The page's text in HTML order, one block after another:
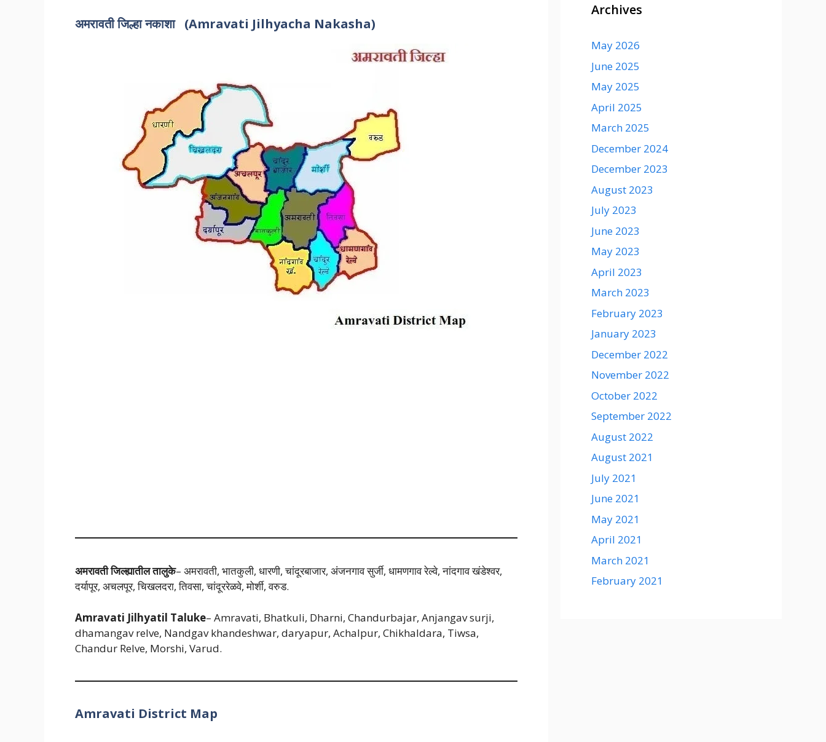
अमरावती जिल्हा नकाशा (Amravati Jilhyacha Nakasha)
अमरावती जिल्ह्यातील तालुके– अमरावती, भातकुली, धारणी, चांदूरबाजार, अंजनगाव सुर्जी, धामणगाव रेल्वे, नांदगाव खंडेश्वर,
दर्यापूर, अचलपूर, चिखलदरा, तिवसा, चांदूररेळवे, मोर्शी, वरुड.
Amravati Jilhyatil Taluke– Amravati, Bhatkuli, Dharni, Chandurbajar, Anjangav surji,
dhamangav relve, Nandgav khandeshwar, daryapur, Achalpur, Chikhaldara, Tiwsa,
Chandur Relve, Morshi, Varud.
Amravati District Map
Archives
May 2026
June 2025
May 2025
April 2025
March 2025
December 2024
December 2023
August 2023
July 2023
June 2023
May 2023
April 2023
March 2023
February 2023
January 2023
December 2022
November 2022
October 2022
September 2022
August 2022
August 2021
July 2021
June 2021
May 2021
April 2021
March 2021
February 2021